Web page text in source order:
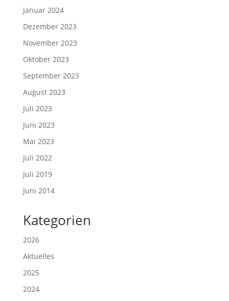
Januar 2024
Dezember 2023
November 2023
Oktober 2023
September 2023
August 2023
Juli 2023
Juni 2023
Mai 2023
Juli 2022
Juli 2019
Juni 2014
Kategorien
2026
Aktuelles
2025
2024